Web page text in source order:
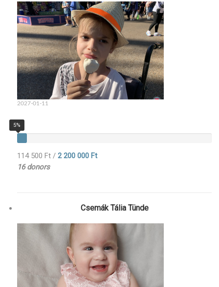
2027-01-11
5%
114 500 Ft / 2 200 000 Ft
16 donors
Csemák Tália Tünde